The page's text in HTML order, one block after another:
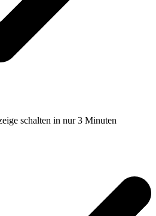
schalten in nur 3 Minuten